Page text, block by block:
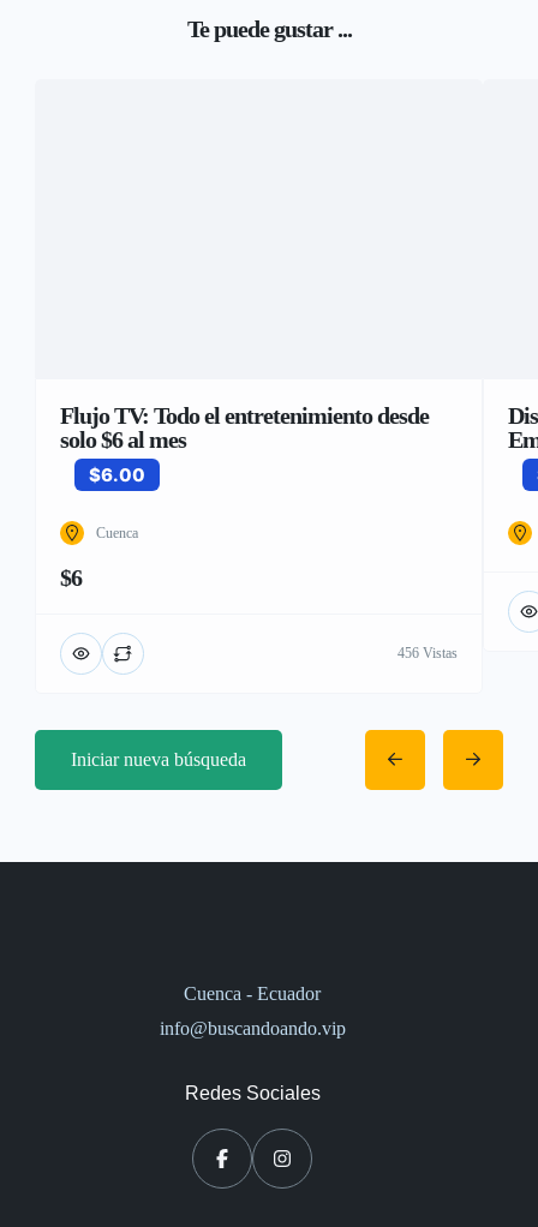
Te puede gustar ...
Flujo TV: Todo el entretenimiento desde
solo $6 al mes
$6.00
Cuenca
$6
456 Vistas
Iniciar nueva búsqueda
Cuenca - Ecuador
info@buscandoando.vip
Redes Sociales